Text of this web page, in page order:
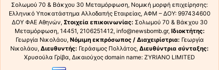
Σολωμού 70 & Βάκχου 30 Μεταμόρφωση, Νομική μορφή επιχείρησης:
Ελληνικό Υποκατάστημα Αλλοδαπής Εταιρείας, ΑΦΜ – ΔΟΥ: 997434600
ΔΟΥ ΦΑΕ Αθηνών, Στοιχεία επικοινωνίας: Σολωμού 70 & Βάκχου 30
Μεταμόρφωση, 14451, 2106251412, info@newsbomb.gr, Ιδιοκτήτης:
Γεωργία Νικολάου, Νόμιμη εκπρόσωπος / Διαχειρίστρια: Γεωργία
Νικολάου, Διευθυντής: Γεράσιμος Πολλάτος, Διευθύντρια σύνταξης:
Χρυσούλα Γρίβα, Δικαιούχος domain name: ZYRIANO LIMITED